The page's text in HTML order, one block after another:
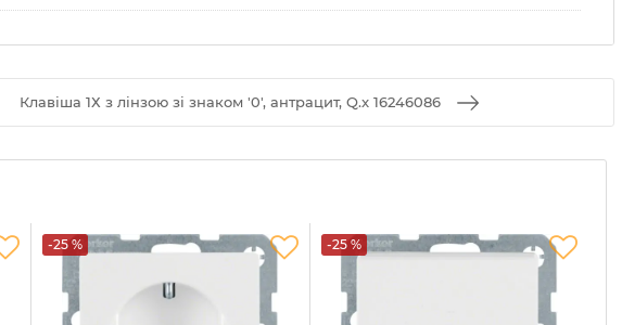
Клавіша 1Х з лінзою зі знаком '0', антрацит, Q.x 16246086
-25 % -25 %